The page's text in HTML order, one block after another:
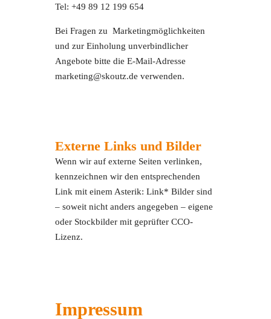
Tel: +49 89 12 199 654
Bei Fragen zu Marketingmöglichkeiten
und zur Einholung unverbindlicher
Angebote bitte die E-Mail-Adresse
marketing@skoutz.de verwenden.
Externe Links und Bilder
Wenn wir auf externe Seiten verlinken,
kennzeichnen wir den entsprechenden
Link mit einem Asterik: Link* Bilder sind
– soweit nicht anders angegeben – eigene
oder Stockbilder mit geprüfter CCO-
Lizenz.
Impressum